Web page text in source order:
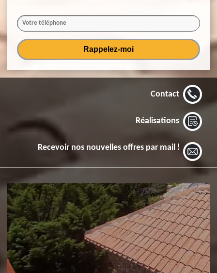
Contact
Réalisations
Recevoir nos nouvelles offres par mail !